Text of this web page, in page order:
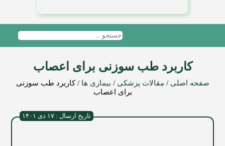
کاربرد طب سوزنی برای اعصاب
صفحه اصلی / مقالات پزشکی / بیماری ها /کاربرد طب سوزنی
برای اعصاب
تاریخ ارسال : ۱۷ دی ۱۴۰۱